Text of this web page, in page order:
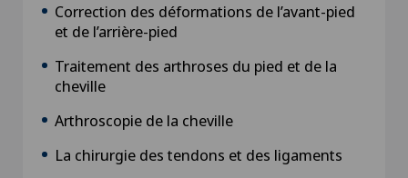
Correction des déformations de l’avant-pied
et de l’arrière-pied
Traitement des arthroses du pied et de la
cheville
Arthroscopie de la cheville
La chirurgie des tendons et des ligaments